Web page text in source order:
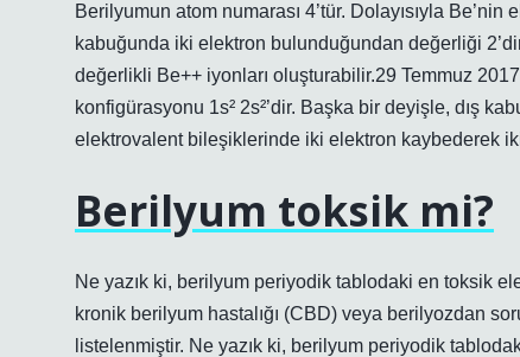
Berilyumun atom numarası 4’tür. Dolayısıyla
kabuğunda iki elektron bulunduğundan değerliği
değerlikli Be++ iyonları oluşturabilir.29 Temmuz
konfigürasyonu 1s² 2s²’dir. Başka bir deyişle, dış
elektrovalent bileşiklerinde iki elektron kaybederek
Berilyum toksik mi?
Ne yazık ki, berilyum periyodik tablodaki en toksik
kronik berilyum hastalığı (CBD) veya berilyozdan
listelenmiştir. Ne yazık ki, berilyum periyodik